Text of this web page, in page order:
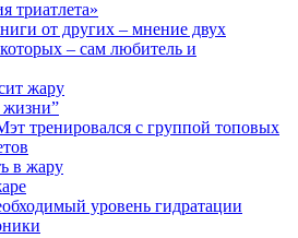
триатлета»
от других – мнение двух
– сам любитель и
жару
жизни”
тренировался с группой топовых
в жару
уровень гидратации